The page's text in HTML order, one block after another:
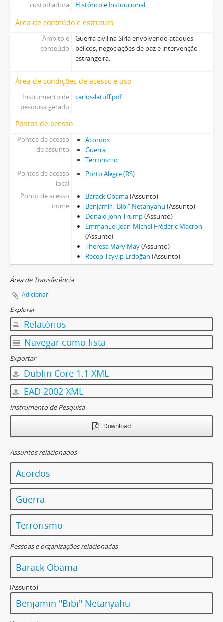
custodiadora
Histórico e Institucional
Área de conteúdo e estrutura
Âmbito e
conteúdo
Guerra civil na Síria envolvendo ataques
bélicos, negociações de paz e intervenção
estrangeira.
Área de condições de acesso e uso
Instrumento de
pesquisa gerado
carlos-latuff.pdf
Pontos de acesso
Pontos de acesso
de assunto
Acordos
Guerra
Terrorismo
Pontos de acesso
local
Porto Alegre (RS)
Ponto de acesso
nome
Barack Obama(Assunto)
Benjamin "Bibi" Netanyahu (Assunto)
Donald John Trump(Assunto)
Emmanuel Jean-Michel Frédéric Macron
(Assunto)
Theresa Mary May(Assunto)
Recep Tayyip Erdoğan (Assunto)
Área de Transferência
Adicionar
Explorar
Relatórios
Navegar como lista
Exportar
Dublin Core 1.1 XML
EAD 2002 XML
Instrumento de Pesquisa
Download
Assuntos relacionados
Acordos
Guerra
Terrorismo
Pessoas e organizações relacionadas
Barack Obama
(Assunto)
Benjamin "Bibi" Netanyahu